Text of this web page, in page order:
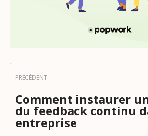
Comment instaurer
du feedback continu
entreprise